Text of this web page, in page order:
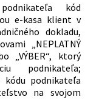
kód
e-kasa klient v
dokladu,
„NEPLATNÝ
„VÝBER“, ktorý
podnikateľa;
kódu podnikateľa
na svojom